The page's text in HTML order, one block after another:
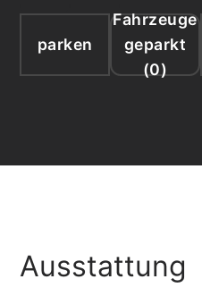
parken
Fahrzeuge
geparkt
(0)
Ausstattung